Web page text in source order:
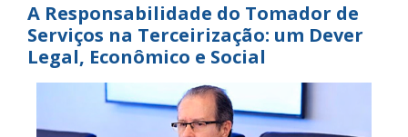
A Responsabilidade do Tomador de
Serviços na Terceirização: um Dever
Legal, Econômico e Social